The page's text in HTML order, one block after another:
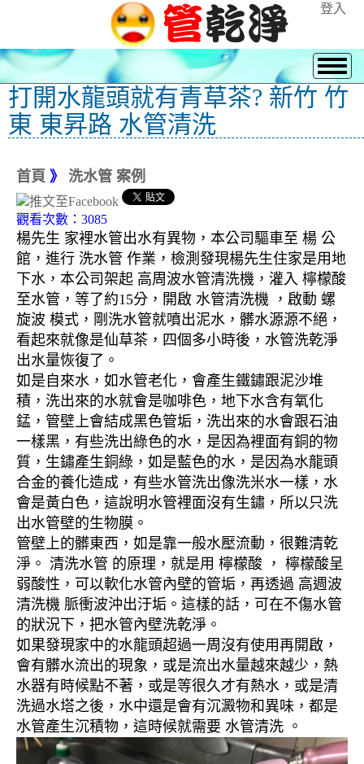
登入
打開水龍頭就有青草茶? 新竹 竹
東 東昇路 水管清洗
首頁 》 洗水管 案例
觀看次數：3085
楊先生 家裡水管出水有異物，本公司驅車至 楊 公
館，進行 洗水管 作業，檢測發現楊先生住家是用地
下水，本公司架起 高周波水管清洗機，灌入 檸檬酸
至水管，等了約15分，開啟 水管清洗機 ，啟動 螺
旋波 模式，剛洗水管就噴出泥水，髒水源源不絕，
看起來就像是仙草茶，四個多小時後，水管洗乾淨
出水量恢復了。
如是自來水，如水管老化，會產生鐵鏽跟泥沙堆
積，洗出來的水就會是咖啡色，地下水含有氧化
錳，管壁上會結成黑色管垢，洗出來的水會跟石油
一樣黑，有些洗出綠色的水，是因為裡面有銅的物
質，生鏽產生銅綠，如是藍色的水，是因為水龍頭
合金的養化造成，有些水管洗出像洗米水一樣，水
會是黃白色，這說明水管裡面沒有生鏽，所以只洗
出水管壁的生物膜。
管壁上的髒東西，如是靠一般水壓流動，很難清乾
淨。 清洗水管 的原理，就是用 檸檬酸 ， 檸檬酸呈
弱酸性，可以軟化水管內壁的管垢，再透過 高週波
清洗機 脈衝波沖出汙垢。這樣的話，可在不傷水管
的狀況下，把水管內壁洗乾淨。
如果發現家中的水龍頭超過一周沒有使用再開啟，
會有髒水流出的現象，或是流出水量越來越少，熱
水器有時候點不著，或是等很久才有熱水，或是清
洗過水塔之後，水中還是會有沉澱物和異味，都是
水管產生沉積物，這時候就需要 水管清洗 。